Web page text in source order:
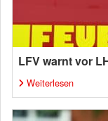
LFV warnt vor
Weiterlesen